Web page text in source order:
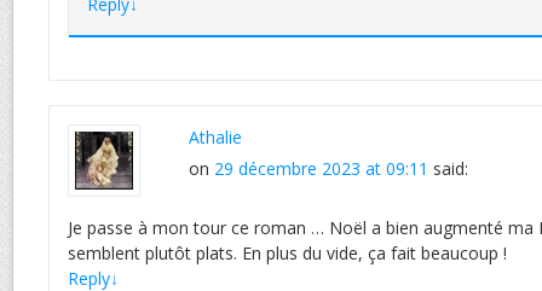
Athalie
on 29 décembre 2023 at 09:11 said:
Je passe à mon tour ce roman … Noël a bien augmenté ma
semblent plutôt plats. En plus du vide, ça fait beaucoup !
Reply↓